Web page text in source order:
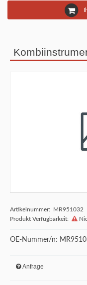
Artikelnummer: MR951032
Produkt Verfügbarkeit:
OE-Nummer/n:
Anfrage